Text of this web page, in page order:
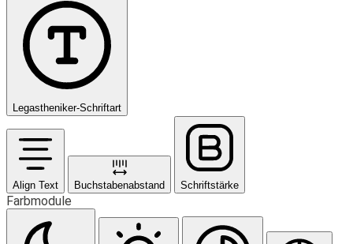
Legastheniker-Schriftart
Align Text Buchstabenabstand Schriftstärke
Farbmodule